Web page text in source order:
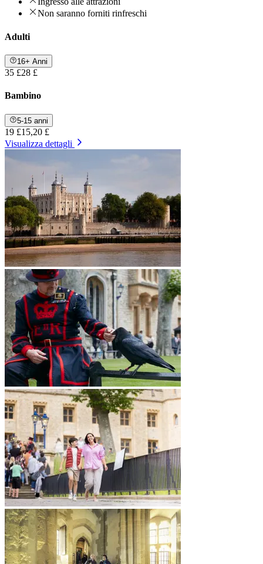
Non saranno forniti rinfreschi
Adulti
16+ Anni
35 £28 £
Bambino
5-15 anni
19 £15,20 £
Visualizza dettagli